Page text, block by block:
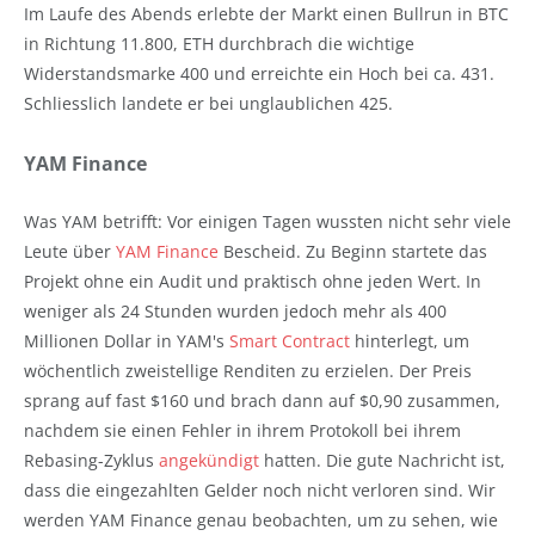
Im Laufe des Abends erlebte der Markt einen Bullrun in BTC
in Richtung 11.800, ETH durchbrach die wichtige
Widerstandsmarke 400 und erreichte ein Hoch bei ca. 431.
Schliesslich landete er bei unglaublichen 425.
YAM Finance
Was YAM betrifft: Vor einigen Tagen wussten nicht sehr viele
Leute über YAM Finance Bescheid. Zu Beginn startete das
Projekt ohne ein Audit und praktisch ohne jeden Wert. In
weniger als 24 Stunden wurden jedoch mehr als 400
Millionen Dollar in YAM's Smart Contract hinterlegt, um
wöchentlich zweistellige Renditen zu erzielen. Der Preis
sprang auf fast $160 und brach dann auf $0,90 zusammen,
nachdem sie einen Fehler in ihrem Protokoll bei ihrem
Rebasing-Zyklus angekündigt hatten. Die gute Nachricht ist,
dass die eingezahlten Gelder noch nicht verloren sind. Wir
werden YAM Finance genau beobachten, um zu sehen, wie